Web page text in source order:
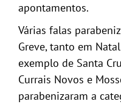
apontamentos.
Várias falas
Greve, tanto em
exemplo de Santa
Currais Novos e
parabenizaram a